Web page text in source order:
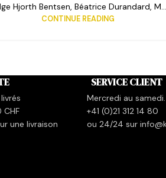
Hjorth Bentsen, Béatrice Durandard, M...
CONTINUE READING
une livraison
SERVICE CLIENT
Mercredi au samedi.
+41 (0)21 312 14 80
ou 24/24 sur